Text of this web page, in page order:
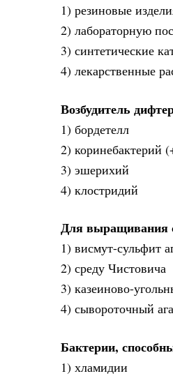
1) резиновые
2) лабораторную
3) синтетические
4) лекарственные
Возбудитель
1) бордетелл
2) коринебактерий
3) эшерихий
4) клостридий
Для выращивания
1) висмут-сульфит
2) среду Чистовича
3) казеиново-
4) сывороточный
Бактерии,
1) хламидии